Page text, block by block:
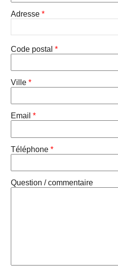
Adresse*
Code postal*
Ville*
Email*
Téléphone*
Question / commentaire